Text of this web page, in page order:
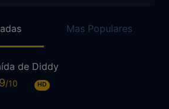
Mas Populares
de Diddy
HD